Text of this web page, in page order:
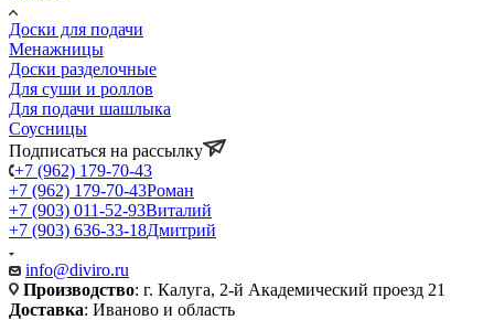
Доски для подачи
Менажницы
Доски разделочные
Для суши и роллов
Для подачи шашлыка
Соусницы
Подписаться на рассылку
+7 (962) 179-70-43
+7 (962) 179-70-43Роман
+7 (903) 011-52-93Виталий
+7 (903) 636-33-18Дмитрий
info@diviro.ru
Производство: г. Калуга, 2-й Академический проезд 21
Доставка: Иваново и область